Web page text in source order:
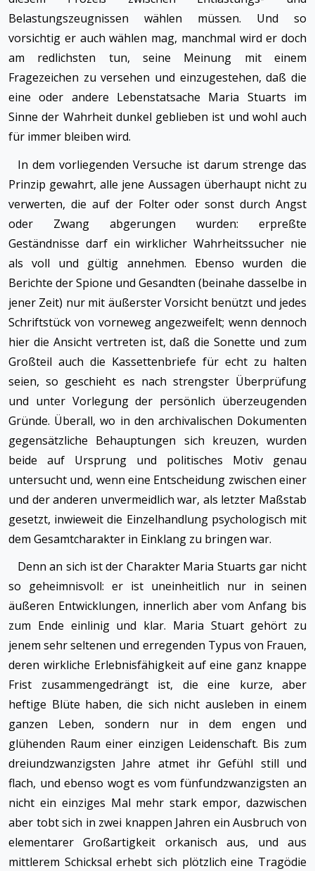
Belastungszeugnissen wählen müssen. Und so
vorsichtig er auch wählen mag, manchmal wird er doch
am redlichsten tun, seine Meinung mit einem
Fragezeichen zu versehen und einzugestehen, daß die
eine oder andere Lebenstatsache Maria Stuarts im
Sinne der Wahrheit dunkel geblieben ist und wohl auch
für immer bleiben wird.
In dem vorliegenden Versuche ist darum strenge das
Prinzip gewahrt, alle jene Aussagen überhaupt nicht zu
verwerten, die auf der Folter oder sonst durch Angst
oder Zwang abgerungen wurden: erpreßte
Geständnisse darf ein wirklicher Wahrheitssucher nie
als voll und gültig annehmen. Ebenso wurden die
Berichte der Spione und Gesandten (beinahe dasselbe in
jener Zeit) nur mit äußerster Vorsicht benützt und jedes
Schriftstück von vorneweg angezweifelt; wenn dennoch
hier die Ansicht vertreten ist, daß die Sonette und zum
Großteil auch die Kassettenbriefe für echt zu halten
seien, so geschieht es nach strengster Überprüfung
und unter Vorlegung der persönlich überzeugenden
Gründe. Überall, wo in den archivalischen Dokumenten
gegensätzliche Behauptungen sich kreuzen, wurden
beide auf Ursprung und politisches Motiv genau
untersucht und, wenn eine Entscheidung zwischen einer
und der anderen unvermeidlich war, als letzter Maßstab
gesetzt, inwieweit die Einzelhandlung psychologisch mit
dem Gesamtcharakter in Einklang zu bringen war.
Denn an sich ist der Charakter Maria Stuarts gar nicht
so geheimnisvoll: er ist uneinheitlich nur in seinen
äußeren Entwicklungen, innerlich aber vom Anfang bis
zum Ende einlinig und klar. Maria Stuart gehört zu
jenem sehr seltenen und erregenden Typus von Frauen,
deren wirkliche Erlebnisfähigkeit auf eine ganz knappe
Frist zusammengedrängt ist, die eine kurze, aber
heftige Blüte haben, die sich nicht ausleben in einem
ganzen Leben, sondern nur in dem engen und
glühenden Raum einer einzigen Leidenschaft. Bis zum
dreiundzwanzigsten Jahre atmet ihr Gefühl still und
flach, und ebenso wogt es vom fünfundzwanzigsten an
nicht ein einziges Mal mehr stark empor, dazwischen
aber tobt sich in zwei knappen Jahren ein Ausbruch von
elementarer Großartigkeit orkanisch aus, und aus
mittlerem Schicksal erhebt sich plötzlich eine Tragödie